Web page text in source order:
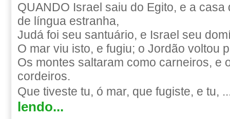
QUANDO Israel saiu do Egito, e a
de língua estranha,
Judá foi seu santuário, e Israel seu
O mar viu isto, e fugiu; o Jordão voltou
Os montes saltaram como carneiros, e
cordeiros.
Que tiveste tu, ó mar, que fugiste, e tu,
lendo...